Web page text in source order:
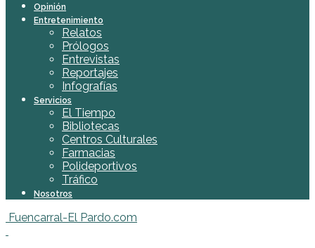
Opinión
Entretenimiento
Relatos
Prólogos
Entrevistas
Reportajes
Infografías
Servicios
El Tiempo
Bibliotecas
Centros Culturales
Farmacias
Polideportivos
Tráfico
Nosotros
Fuencarral-El Pardo.com